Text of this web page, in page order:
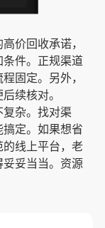
价回收承诺，
条件。正规渠道
固定。另外，
续核对。
复杂。找对渠
定。如果想省
的线上平台，老
妥当当。资源